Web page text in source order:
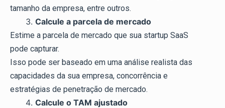
tamanho da empresa, entre outros.
Calcule a parcela de mercado
Estime a parcela de mercado que sua startup SaaS
pode capturar.
Isso pode ser baseado em uma análise realista das
capacidades da sua empresa, concorrência e
estratégias de penetração de mercado.
Calcule o TAM ajustado